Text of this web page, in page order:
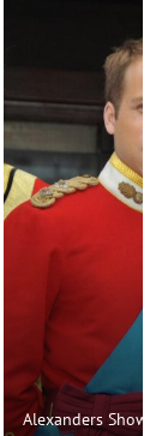
Alexanders